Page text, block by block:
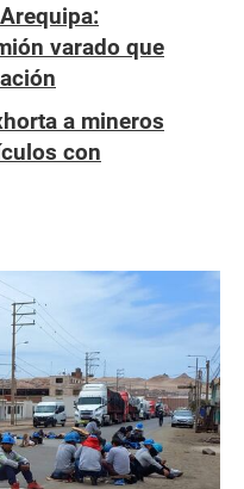
varado que
a mineros
con